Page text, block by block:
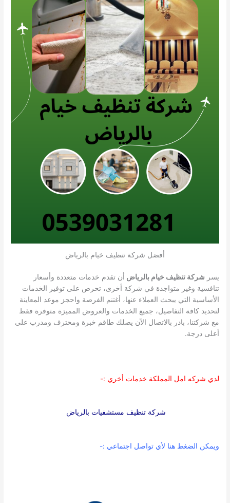
أفضل شركة تنظيف خيام بالرياض
يسر شركة تنظيف خيام بالرياض أن تقدم خدمات متعددة وأسعار
تنافسية وغير متواجدة في شركة أخرى، تحرص على توفير الخدمات
الأساسية التي يبحث العملاء عنها، أغتنم الفرصة واحجز موعد المعاينة
لتحديد كافة التفاصيل، جميع الخدمات والعروض المميزة متوفرة فقط
مع شركتنا، بادر بالاتصال الآن يصلك طاقم خبرة ومحترف ومدرب على
أعلى درجة.
لدي شركه امل المملكة خدمات أخري :-
شركة تنظيف مستشفيات بالرياض
ويمكن الضغط هنا لأي تواصل اجتماعي :-